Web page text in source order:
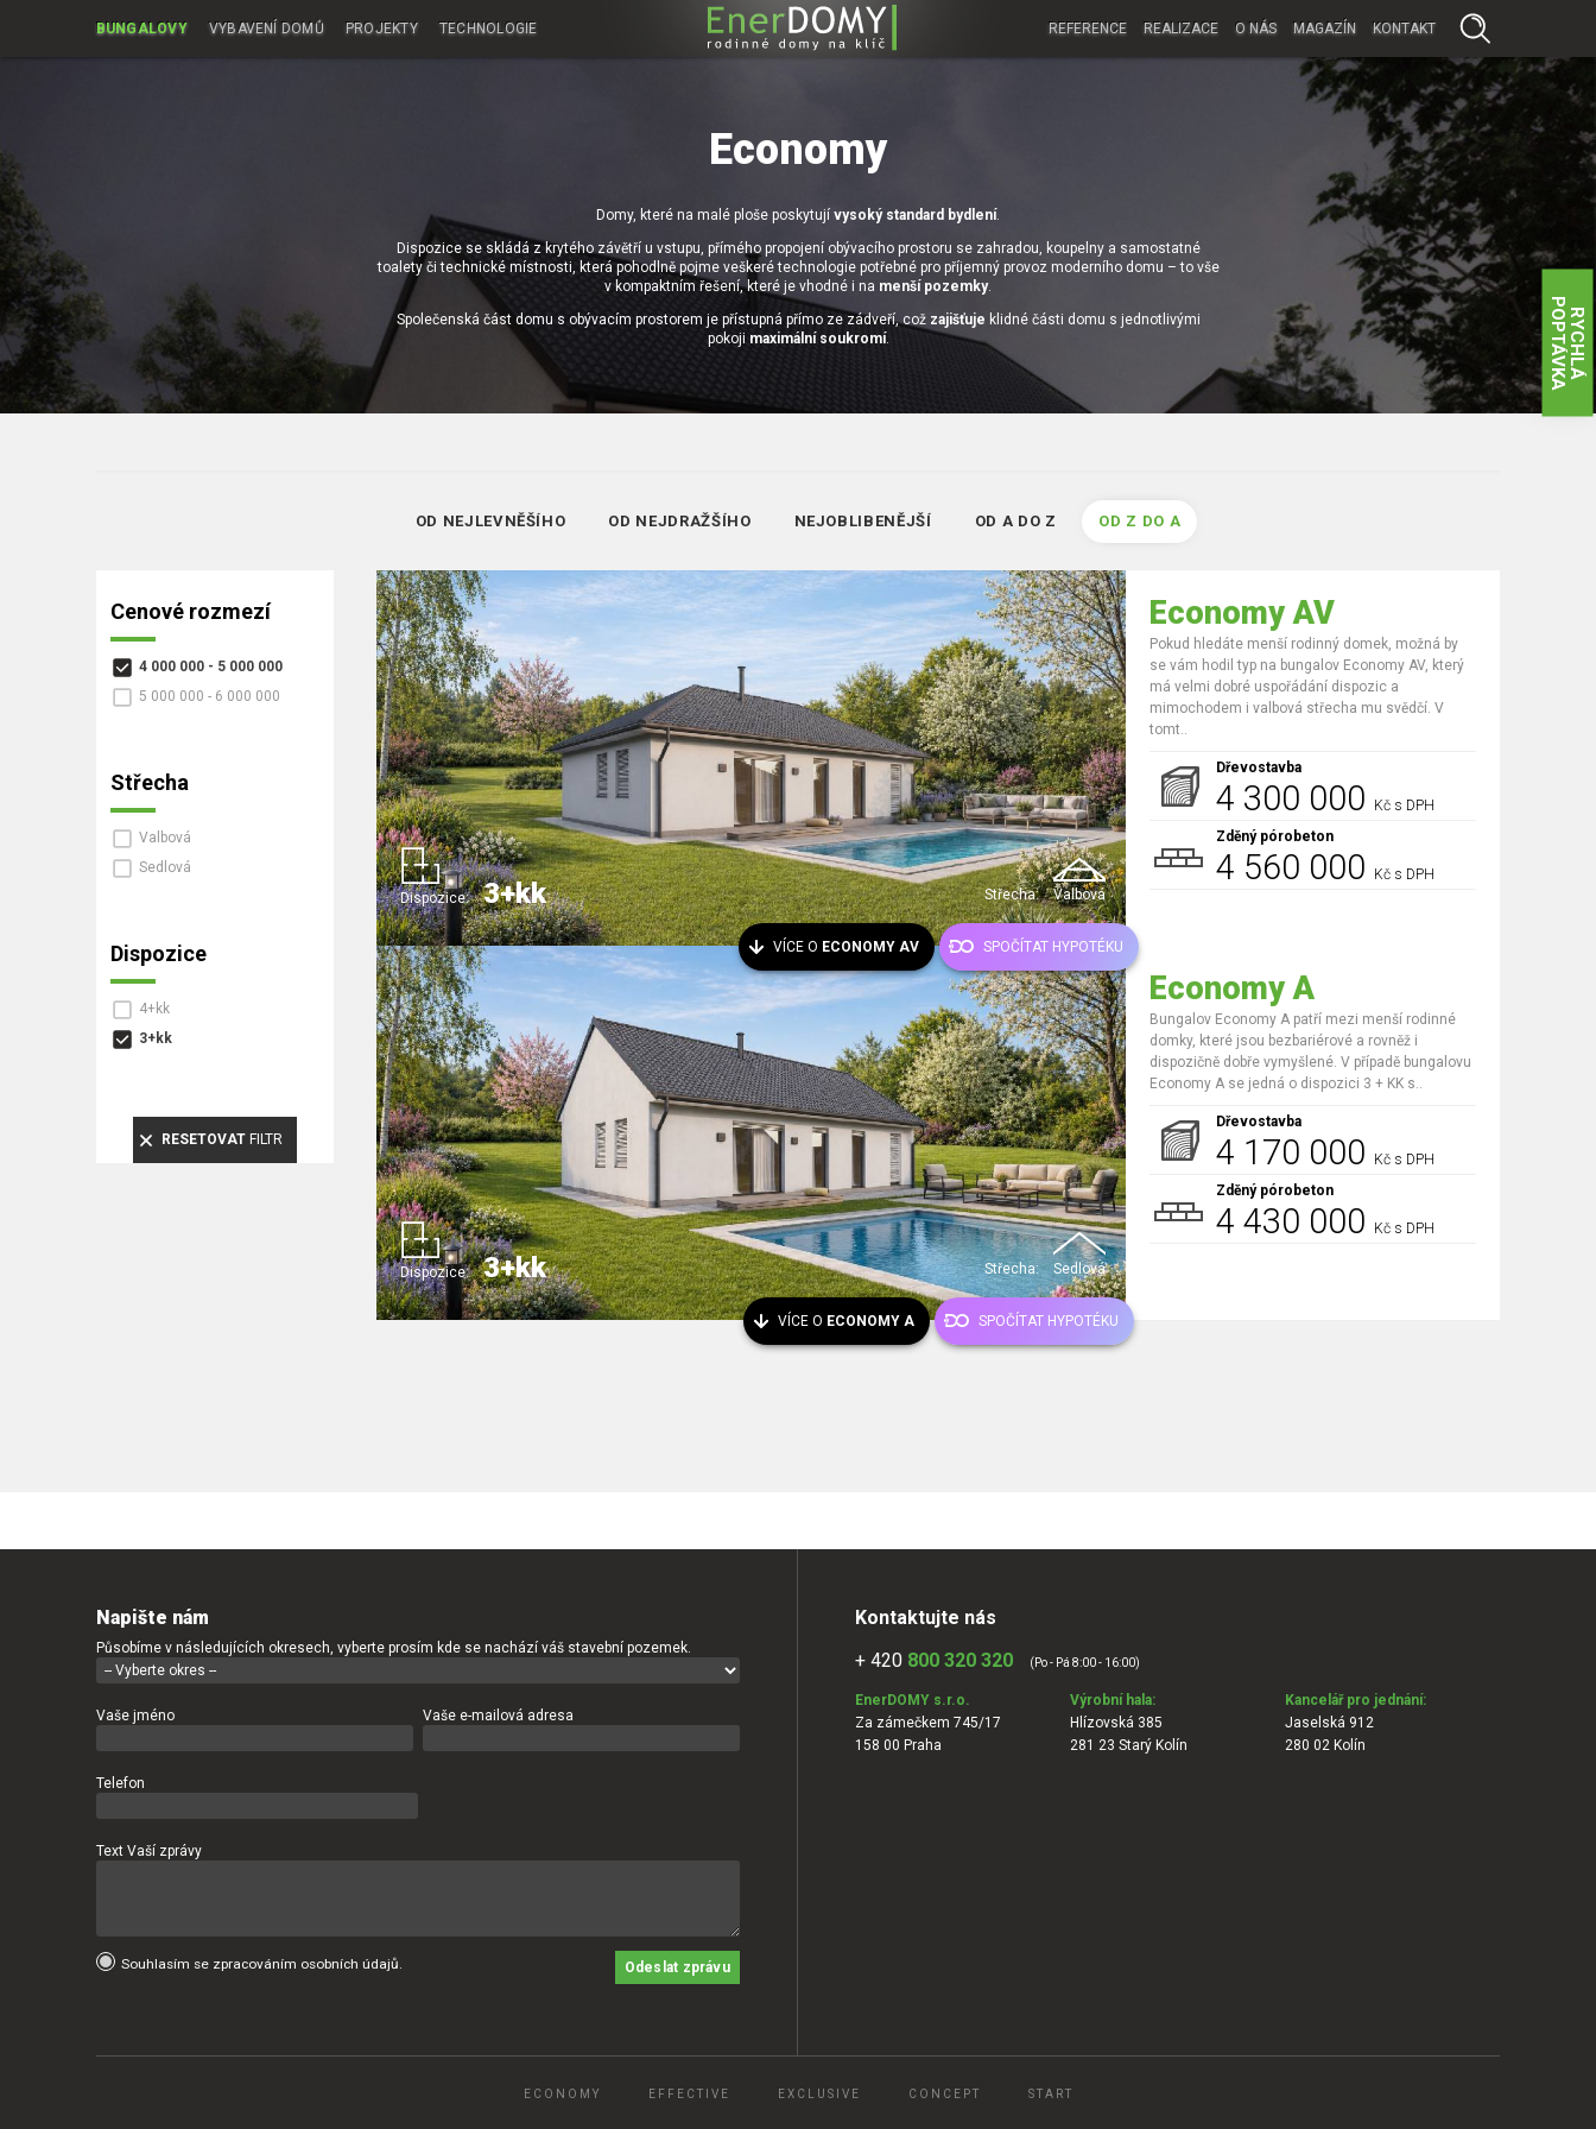
BUNGALOVY VYBAVENÍ DOMŮ PROJEKTY TECHNOLOGIE KONTAKT
MAGAZÍN
O NÁS
REALIZACE
REFERENCE
Economy
Domy, které na malé ploše poskytují vysoký standard bydlení.
Dispozice se skládá z krytého závětří u vstupu, přímého propojení obývacího prostoru se zahradou, koupelny a samostatné
toalety či technické místnosti, která pohodlně pojme veškeré technologie potřebné pro příjemný provoz moderního domu – to vše
v kompaktním řešení, které je vhodné i na menší pozemky.
Společenská část domu s obývacím prostorem je přístupná přímo ze zádveří, což zajišťuje klidné části domu s jednotlivými
pokoji maximální soukromí.
OD NEJLEVNĚŠÍHO OD NEJDRAŽŠÍHO NEJOBLIBENĚJŠÍ OD A DO Z OD Z DO A
Cenové rozmezí
4 000 000 - 5 000 000
5 000 000 - 6 000 000
Střecha
Valbová
Sedlová
Dispozice
4+kk
3+kk
RESETOVATFILTR
Střecha: Valbová
Dispozice: 3+kk
Economy AV
Pokud hledáte menší rodinný domek, možná by
se vám hodil typ na bungalov Economy AV, který
má velmi dobré uspořádání dispozic a
mimochodem i valbová střecha mu svědčí. V
tomt..
Dřevostavba
4 300 000
Kč s DPH
Zděný pórobeton
4 560 000 Kč s DPH
VÍCE O ECONOMY AV SPOČÍTAT HYPOTÉKU
Střecha: Sedlová
Dispozice: 3+kk
Economy A
Bungalov Economy A patří mezi menší rodinné
domky, které jsou bezbariérové a rovněž i
dispozičně dobře vymyšlené. V případě bungalovu
Economy A se jedná o dispozici 3 + KK s..
Dřevostavba
4 170 000
Kč s DPH
Zděný pórobeton
4 430 000 Kč s DPH
VÍCE O ECONOMY A SPOČÍTAT HYPOTÉKU
R
Y
C
H
L
Á
PO
P
T
Á
V
K
A
Napište nám
Působíme v následujících okresech, vyberte prosím kde se nachází váš stavební pozemek.
Vaše jméno Vaše e-mailová adresa
Telefon
Text Vaší zprávy
Souhlasím se zpracováním osobních údajů. Odeslat zprávu
Kontaktujte nás
+ 420 800 320 320 (Po - Pá 8:00 - 16:00)
EnerDOMY s.r.o.
Za zámečkem 745/17
158 00 Praha
Výrobní hala:
Hlízovská 385
281 23 Starý Kolín
Kancelář pro jednání:
Jaselská 912
280 02 Kolín
ECONOMY EFFECTIVE EXCLUSIVE CONCEPT START